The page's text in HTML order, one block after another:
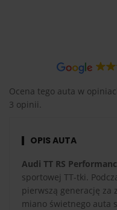
Ocena tego auta w
3 opinii.
OPIS AUTA
Audi TT RS
sportowej TT-tki.
pierwszą generację za
miano świetnego auta